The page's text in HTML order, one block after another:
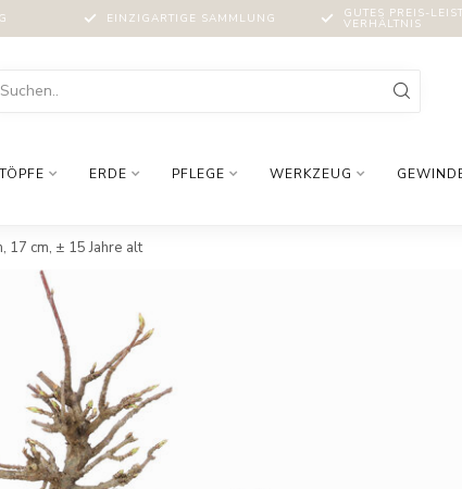
EINZIGARTIGE SAMMLUNG GUTES PREIS-
VERHÄLTNIS
TÖPFE ERDE PFLEGE WERKZEUG
17 cm, ± 15 Jahre alt